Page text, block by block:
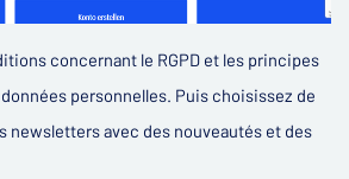
concernant le RGPD et les principes
personnelles. Puis choisissez de
newsletters avec des nouveautés et des